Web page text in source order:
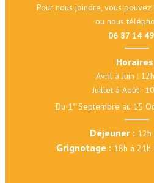
Pour nous joindre, vous
ou nous
06 87 14
Avril à Juin :
Juillet à Août :
Du 1 er Septembre au 15
Déjeuner : 12h
Grignotage : 18h à